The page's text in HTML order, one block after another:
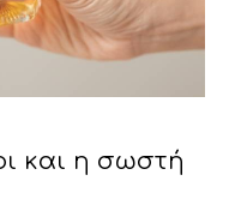
και η σωστή